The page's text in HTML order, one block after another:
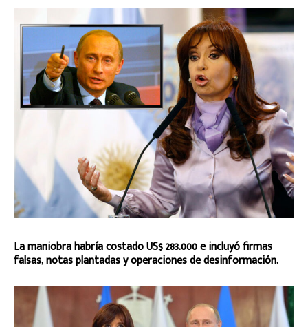
La maniobra habría costado US$ 283.000 e incluyó firmas
falsas, notas plantadas y operaciones de desinformación.